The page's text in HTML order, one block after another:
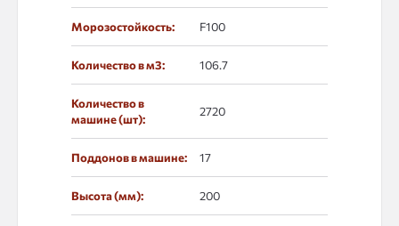
Морозостойкость: F100
Количество в м3: 106.7
Количество в
машине (шт):
2720
Поддонов в машине: 17
Высота (мм): 200